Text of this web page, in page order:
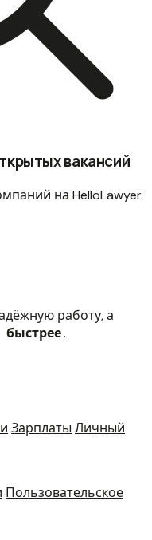
вакансий
на HelloLawyer.
работу, а
быстрее.
Зарплаты Личный
Пользовательское